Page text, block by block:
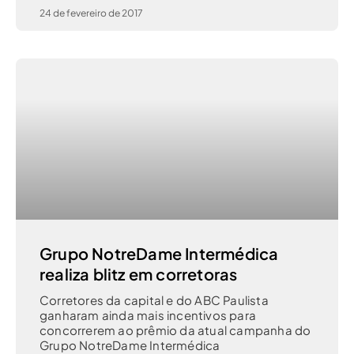
24 de fevereiro de 2017
Grupo NotreDame Intermédica
realiza blitz em corretoras
Corretores da capital e do ABC Paulista
ganharam ainda mais incentivos para
concorrerem ao prêmio da atual campanha do
Grupo NotreDame Intermédica